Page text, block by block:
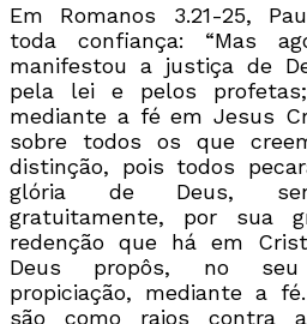
Em Romanos 3.21-25,
toda confiança: “Mas
manifestou a justiça de
pela lei e pelos
mediante a fé em Jesus
sobre todos os que
distinção, pois todos
glória de Deus,
gratuitamente, por sua
redenção que há em
Deus propôs, no seu
propiciação, mediante a
são como raios contra